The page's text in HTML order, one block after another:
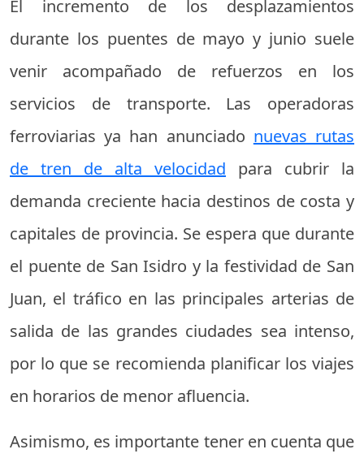
El incremento de los desplazamientos
durante los puentes de mayo y junio suele
venir acompañado de refuerzos en los
servicios de transporte. Las operadoras
ferroviarias ya han anunciado nuevas rutas
de tren de alta velocidad para cubrir la
demanda creciente hacia destinos de costa y
capitales de provincia. Se espera que durante
el puente de San Isidro y la festividad de San
Juan, el tráfico en las principales arterias de
salida de las grandes ciudades sea intenso,
por lo que se recomienda planificar los viajes
en horarios de menor afluencia.
Asimismo, es importante tener en cuenta que